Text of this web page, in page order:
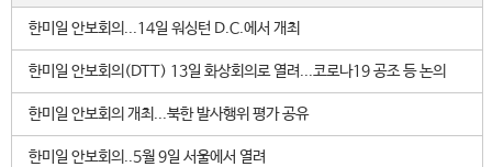
한미일 안보회의...14일 워싱턴 D.C.에서 개최
한미일 안보회의(DTT) 13일 화상회의로 열려...코로나19 공조 등 논의
한미일 안보회의 개최...북한 발사행위 평가 공유
한미일 안보회의..5월 9일 서울에서 열려